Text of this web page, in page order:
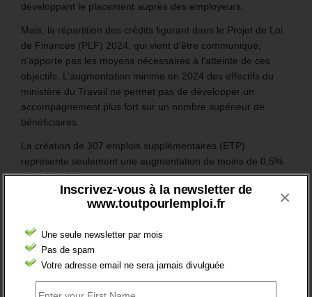
Inscrivez-vous à la newsletter de
www.toutpourlemploi.fr
Une seule newsletter par mois
Pas de spam
Votre adresse email ne sera jamais divulguée
×
développant le placement auprès des employeurs.
Mais, la répartition des crédits figurant dans le Projet de Loi
de Finances (PLF) 2024, qui vient d’être communiqué,
n’apporte pas les moyens nécessaires à l’atteinte de ces
objectifs. L’augmentation minime en 2024 des effectifs du
ministère du Travail ne permet pas de développer un
accompagnement plus fort sur un nombre supérieur de
bénéficiaires.
La création de 307 emplois supplémentaires (ETP)
représente seulement une augmentation de moins de 0,5%
des effectifs !
En savoir plus